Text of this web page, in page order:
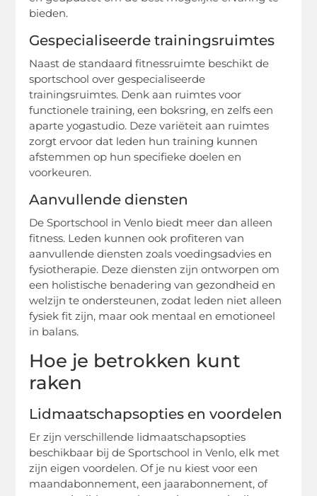
bieden.
Gespecialiseerde trainingsruimtes
Naast de standaard fitnessruimte beschikt de
sportschool over gespecialiseerde
trainingsruimtes. Denk aan ruimtes voor
functionele training, een boksring, en zelfs een
aparte yogastudio. Deze variëteit aan ruimtes
zorgt ervoor dat leden hun training kunnen
afstemmen op hun specifieke doelen en
voorkeuren.
Aanvullende diensten
De Sportschool in Venlo biedt meer dan alleen
fitness. Leden kunnen ook profiteren van
aanvullende diensten zoals voedingsadvies en
fysiotherapie. Deze diensten zijn ontworpen om
een holistische benadering van gezondheid en
welzijn te ondersteunen, zodat leden niet alleen
fysiek fit zijn, maar ook mentaal en emotioneel
in balans.
Hoe je betrokken kunt
raken
Lidmaatschapsopties en voordelen
Er zijn verschillende lidmaatschapsopties
beschikbaar bij de Sportschool in Venlo, elk met
zijn eigen voordelen. Of je nu kiest voor een
maandabonnement, een jaarabonnement, of